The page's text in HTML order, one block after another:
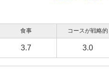
食事 コースが戦略的
3.7 3.0